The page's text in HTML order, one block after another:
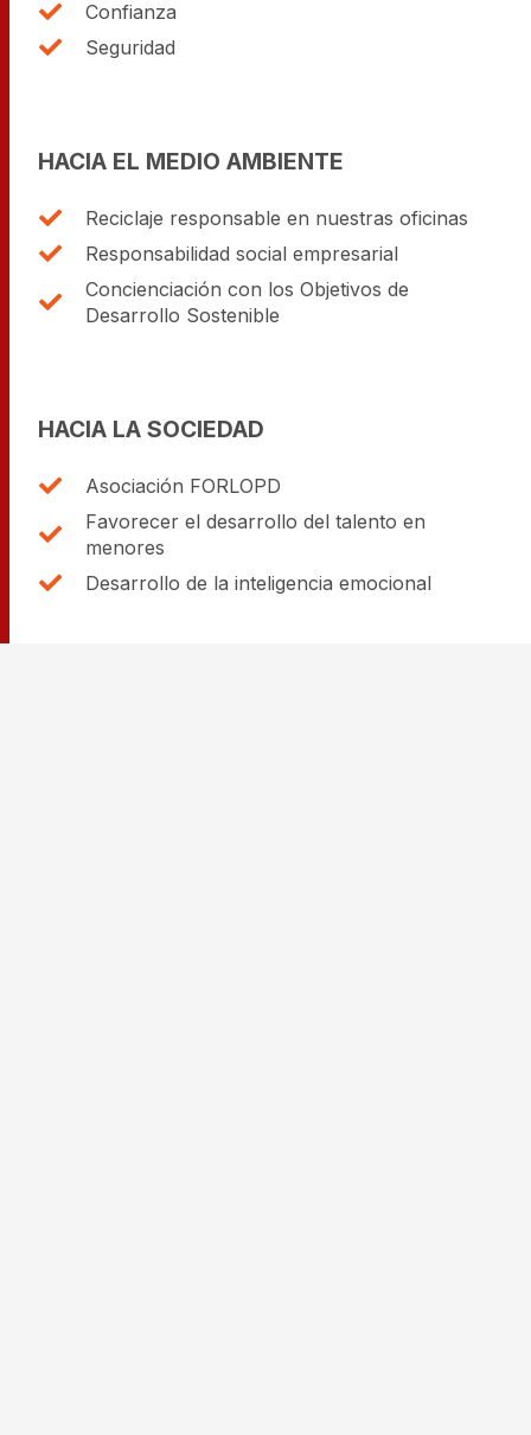
Confianza
Seguridad
HACIA EL MEDIO AMBIENTE
Reciclaje responsable en nuestras oficinas
Responsabilidad social empresarial
Concienciación con los Objetivos de
Desarrollo Sostenible
HACIA LA SOCIEDAD
Asociación FORLOPD
Favorecer el desarrollo del talento en
menores
Desarrollo de la inteligencia emocional